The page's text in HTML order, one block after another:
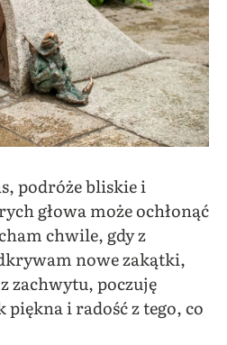
podróże bliskie i
głowa może ochłonąć
chwile, gdy z
nowe zakątki,
zachwytu, poczuję
i radość z tego, co